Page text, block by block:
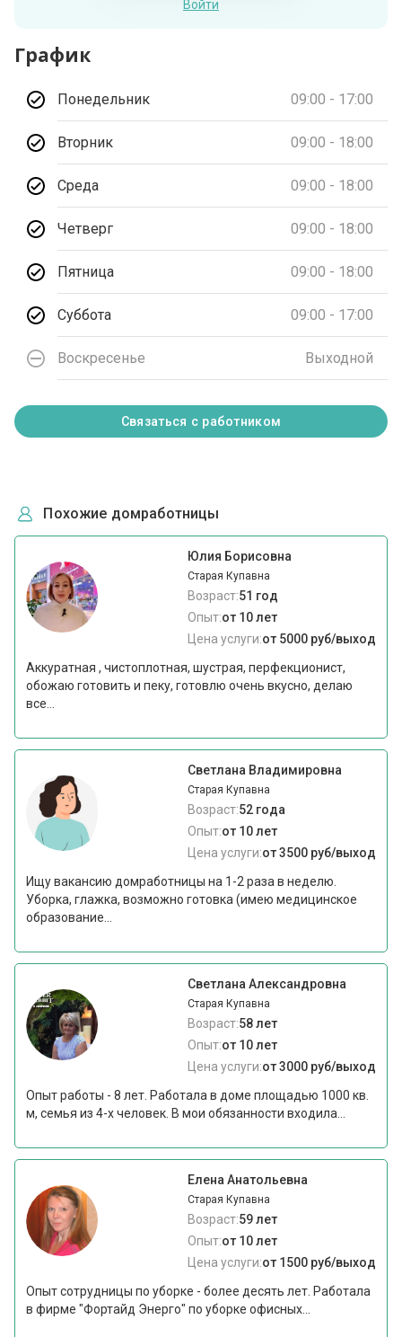
Войти
График
Понедельник 09:00 - 17:00
Вторник 09:00 - 18:00
Среда 09:00 - 18:00
Четверг 09:00 - 18:00
Пятница 09:00 - 18:00
Суббота 09:00 - 17:00
Воскресенье Выходной
Связаться с работником
Похожие домработницы
Юлия Борисовна
Старая Купавна
Возраст:51 год
Опыт:от 10 лет
Цена услуги:от 5000 руб/выход
Аккуратная , чистоплотная, шустрая, перфекционист,
обожаю готовить и пеку, готовлю очень вкусно, делаю
все...
Светлана Владимировна
Старая Купавна
Возраст:52 года
Опыт:от 10 лет
Цена услуги:от 3500 руб/выход
Ищу вакансию домработницы на 1-2 раза в неделю.
Уборка, глажка, возможно готовка (имею медицинское
образование...
Светлана Александровна
Старая Купавна
Возраст:58 лет
Опыт:от 10 лет
Цена услуги:от 3000 руб/выход
Опыт работы - 8 лет. Работала в доме площадью 1000 кв.
м, семья из 4-х человек. В мои обязанности входила...
Елена Анатольевна
Старая Купавна
Возраст:59 лет
Опыт:от 10 лет
Цена услуги:от 1500 руб/выход
Опыт сотрудницы по уборке - более десять лет. Работала
в фирме "Фортайд Энерго" по уборке офисных...